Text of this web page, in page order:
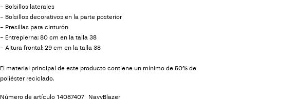
- Bolsillos laterales
- Bolsillos decorativos en la parte posterior
- Presillas para cinturón
- Entrepierna: 80 cm en la talla 38
- Altura frontal: 29 cm en la talla 38
El material principal de este producto contiene un mínimo de 50% de
poliéster reciclado.
Número de artículo 14087407_NavyBlazer